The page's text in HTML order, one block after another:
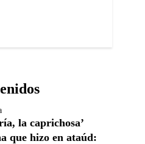
la caprichosa’
que hizo en ataúd: